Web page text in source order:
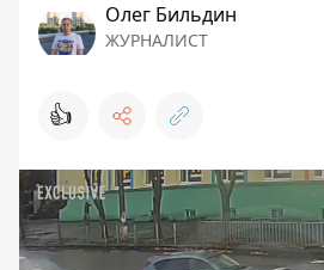
Олег Бильдин
ЖУРНАЛИСТ
👍